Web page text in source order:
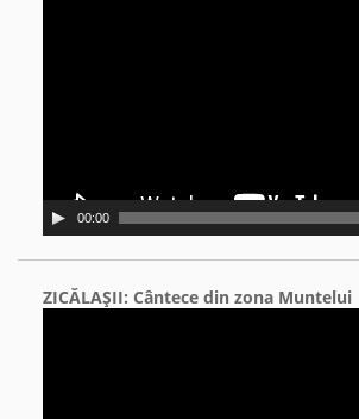
00:00
ZICĂLAŞII: Cântece din zona Muntelui